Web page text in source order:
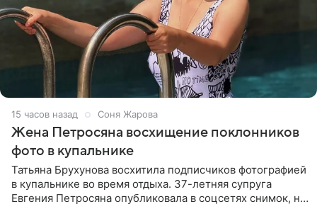
15 часов назад Соня Жарова
Жена Петросяна восхищение поклонников
фото в купальнике
Татьяна Брухунова восхитила подписчиков фотографией
в купальнике во время отдыха. 37-летняя супруга
Евгения Петросяна опубликовала в соцсетях снимок, на